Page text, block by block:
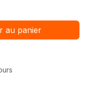
au panier